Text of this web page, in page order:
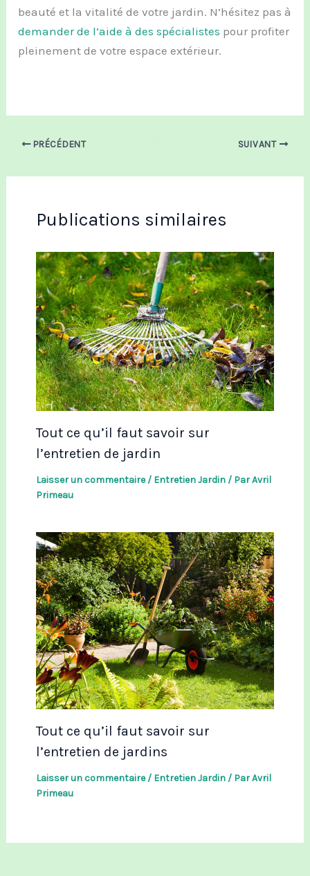
beauté et la vitalité de votre jardin. N’hésitez pas à
demander de l’aide à des spécialistes pour profiter
pleinement de votre espace extérieur.
PRÉCÉDENT SUIVANT
Publications similaires
Tout ce qu’il faut savoir sur
l’entretien de jardin
Laisser un commentaire / Entretien Jardin/ ParAvril
Primeau
Tout ce qu’il faut savoir sur
l’entretien de jardins
Laisser un commentaire / Entretien Jardin/ ParAvril
Primeau